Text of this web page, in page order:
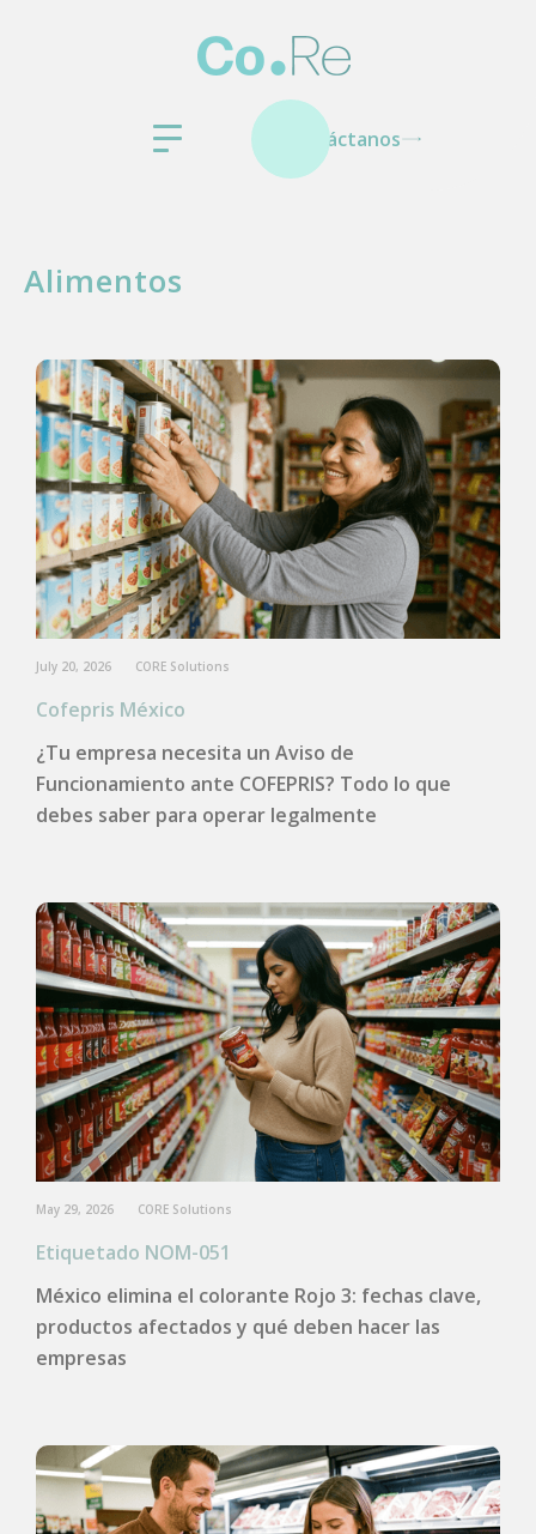
Contáctanos
Alimentos
July 20, 2026 CORE Solutions
Cofepris México
¿Tu empresa necesita un Aviso de
Funcionamiento ante COFEPRIS? Todo lo que
debes saber para operar legalmente
May 29, 2026 CORE Solutions
Etiquetado NOM-051
México elimina el colorante Rojo 3: fechas clave,
productos afectados y qué deben hacer las
empresas